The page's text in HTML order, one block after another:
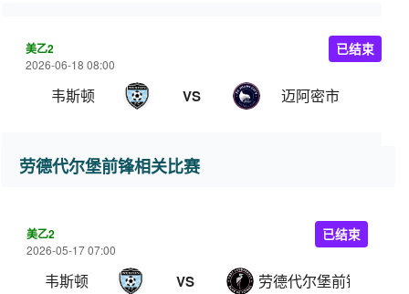
美乙2
2026-06-18 08:00
韦斯顿 VS 迈阿密市
已结束
劳德代尔堡前锋相关比赛
美乙2
2026-05-17 07:00
韦斯顿 VS 劳德代尔堡前锋
已结束